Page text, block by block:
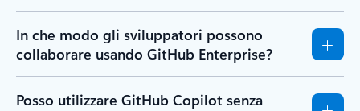
In che modo gli sviluppatori possono
collaborare usando GitHub Enterprise?
Posso utilizzare GitHub Copilot senza